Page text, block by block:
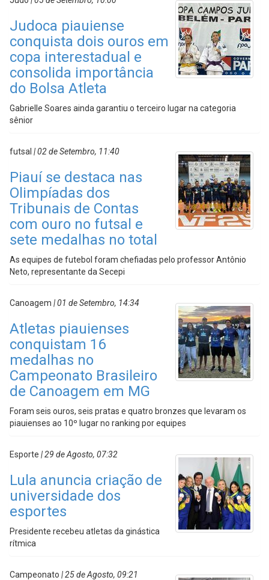
Judoca piauiense
conquista dois ouros em
copa interestadual e
consolida importância
do Bolsa Atleta
Gabrielle Soares ainda garantiu o terceiro lugar na categoria
sênior
futsal | 02 de Setembro, 11:40
Piauí se destaca nas
Olimpíadas dos
Tribunais de Contas
com ouro no futsal e
sete medalhas no total
As equipes de futebol foram chefiadas pelo professor Antônio
Neto, representante da Secepi
Canoagem | 01 de Setembro, 14:34
Atletas piauienses
conquistam 16
medalhas no
Campeonato Brasileiro
de Canoagem em MG
Foram seis ouros, seis pratas e quatro bronzes que levaram os
piauienses ao 10º lugar no ranking por equipes
Esporte | 29 de Agosto, 07:32
Lula anuncia criação de
universidade dos
esportes
Presidente recebeu atletas da ginástica
rítmica
Campeonato | 25 de Agosto, 09:21